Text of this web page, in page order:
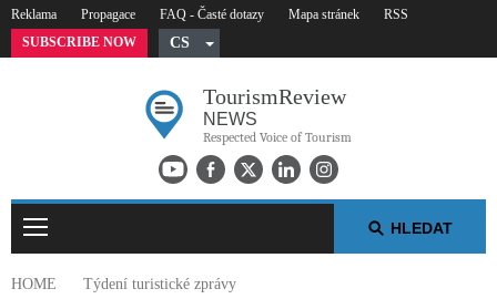
Reklama Propagace FAQ - Časté dotazy Mapa stránek RSS
CS
German
Russian
Polish
Arabic
Italian
SUBSCRIBE NOW
TourismReview
NEWS
Respected Voice of Tourism
HLEDAT
HOME
Týdení turistické zprávy